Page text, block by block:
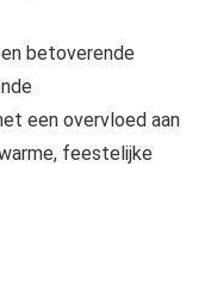
betoverende
een overvloed aan
feestelijke